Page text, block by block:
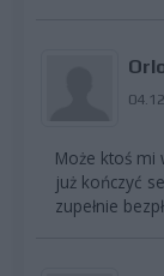
Może ktoś mi
już kończyć
zupełnie